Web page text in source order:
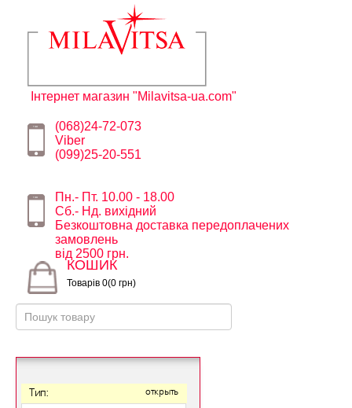
Інтернет магазин "Milavitsa-ua.com"
(068)24-72-073
Viber
(099)25-20-551
Пн.- Пт. 10.00 - 18.00
Сб.- Нд. вихідний
Безкоштовна доставка передоплачених
замовлень
від 2500 грн.
КОШИК
Товарів 0(0 грн)
Тип: открыть